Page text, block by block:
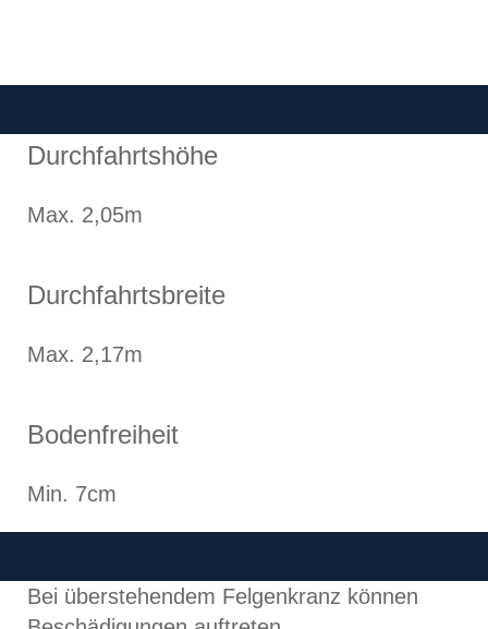
Durchfahrtshöhe
Max. 2,05m
Durchfahrtsbreite
Max. 2,17m
Bodenfreiheit
Min. 7cm
Bei überstehendem Felgenkranz können